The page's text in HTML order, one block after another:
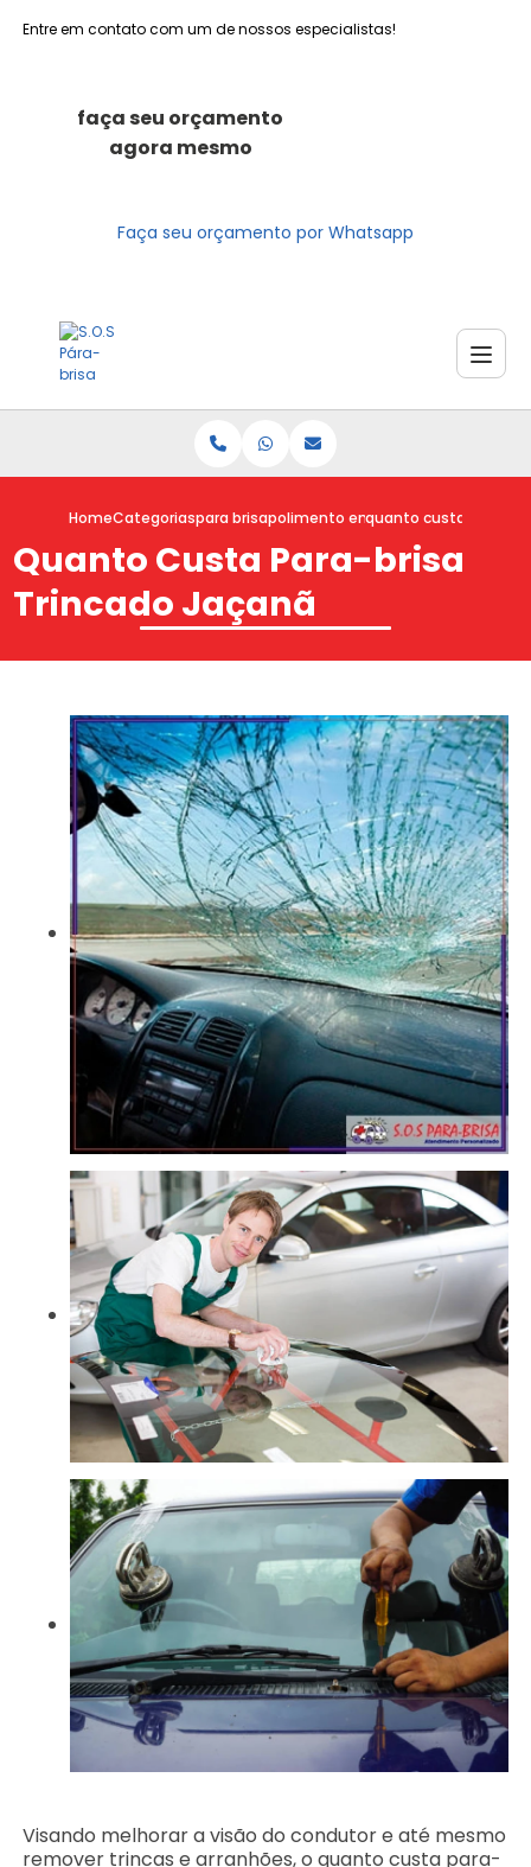
Entre em contato com um de nossos especialistas!
faça seu orçamento
agora mesmo
Faça seu orçamento por Whatsapp
HomeCategoriaspara brisapolimento em para brisa
quanto custa para
Quanto Custa Para-brisa
Trincado Jaçanã
Visando melhorar a visão do condutor e até mesmo
remover trincas e arranhões, o quanto custa para-